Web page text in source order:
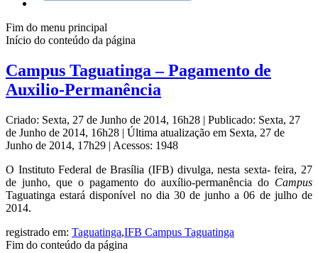
Fim do menu principal
Início do conteúdo da página
Campus Taguatinga – Pagamento de
Auxilio-Permanência
Criado: Sexta, 27 de Junho de 2014, 16h28 | Publicado: Sexta, 27
de Junho de 2014, 16h28 | Última atualização em Sexta, 27 de
Junho de 2014, 17h29 | Acessos: 1948
O Instituto Federal de Brasília (IFB) divulga, nesta sexta- feira, 27
de junho, que o pagamento do auxílio-permanência do Campus
Taguatinga estará disponível no dia 30 de junho a 06 de julho de
2014.
registrado em: Taguatinga,IFB Campus Taguatinga
Fim do conteúdo da página